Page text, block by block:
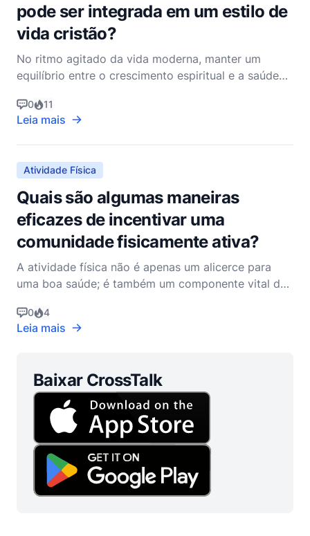
pode ser integrada em um estilo de
vida cristão?
No ritmo agitado da vida moderna, manter um
equilíbrio entre o crescimento espiritual e a saúde
entanto, como mordomos da criação de Deus, os
cristãos são chamados não apenas a cultivar seu
bem-estar espiritual, mas também a cuidar de seus
corpos físicos.
0 11
Leia mais
Atividade Física
Quais são algumas maneiras
eficazes de incentivar uma
comunidade fisicamente ativa?
A atividade física não é apenas um alicerce para
uma boa saúde; é também um componente vital do
corpos que Deus nos confiou, é nosso dever mantê-
los com cuidado e diligência. O Apóstolo Paulo em 1
0 4
Leia mais
Baixar CrossTalk